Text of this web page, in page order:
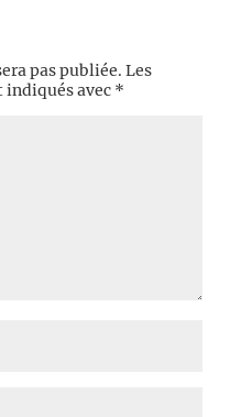
pas publiée. Les
avec *